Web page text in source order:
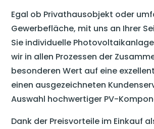
Egal ob Privathausobjekt oder
Gewerbefläche, mit uns an Ihrer
Sie individuelle
wir in allen Prozessen der
besonderen Wert auf eine
einen ausgezeichneten
Auswahl hochwertiger PV-
Dank der Preisvorteile im Einkauf